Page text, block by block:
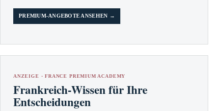
PREMIUM-ANGEBOTE ANSEHEN →
ANZEIGE · FRANCE PREMIUM ACADEMY
Frankreich-Wissen für Ihre
Entscheidungen